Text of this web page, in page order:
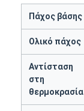
Πάχος βάσης
Ολικό πάχος
Αντίσταση
στη
θερμοκρασία